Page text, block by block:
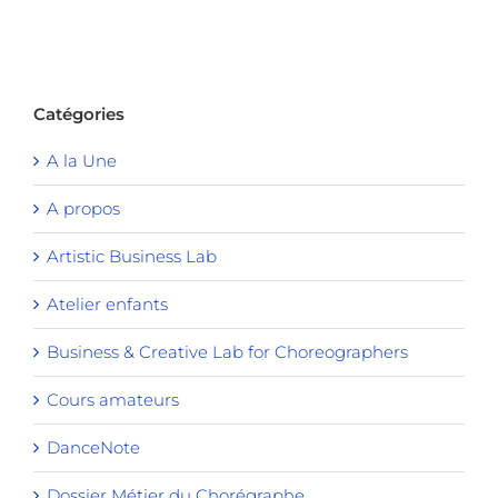
Catégories
A la Une
A propos
Artistic Business Lab
Atelier enfants
Business & Creative Lab for Choreographers
Cours amateurs
DanceNote